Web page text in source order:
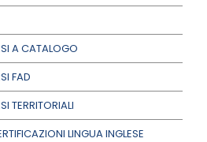
A CATALOGO
FAD
TERRITORIALI
LINGUA INGLESE